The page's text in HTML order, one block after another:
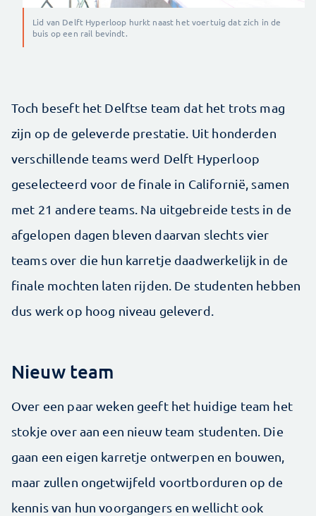
Lid van Delft Hyperloop hurkt naast het voertuig dat zich in de
buis op een rail bevindt.
Toch beseft het Delftse team dat het trots mag
zijn op de geleverde prestatie. Uit honderden
verschillende teams werd Delft Hyperloop
geselecteerd voor de finale in Californië, samen
met 21 andere teams. Na uitgebreide tests in de
afgelopen dagen bleven daarvan slechts vier
teams over die hun karretje daadwerkelijk in de
finale mochten laten rijden. De studenten hebben
dus werk op hoog niveau geleverd.
Nieuw team
Over een paar weken geeft het huidige team het
stokje over aan een nieuw team studenten. Die
gaan een eigen karretje ontwerpen en bouwen,
maar zullen ongetwijfeld voortborduren op de
kennis van hun voorgangers en wellicht ook